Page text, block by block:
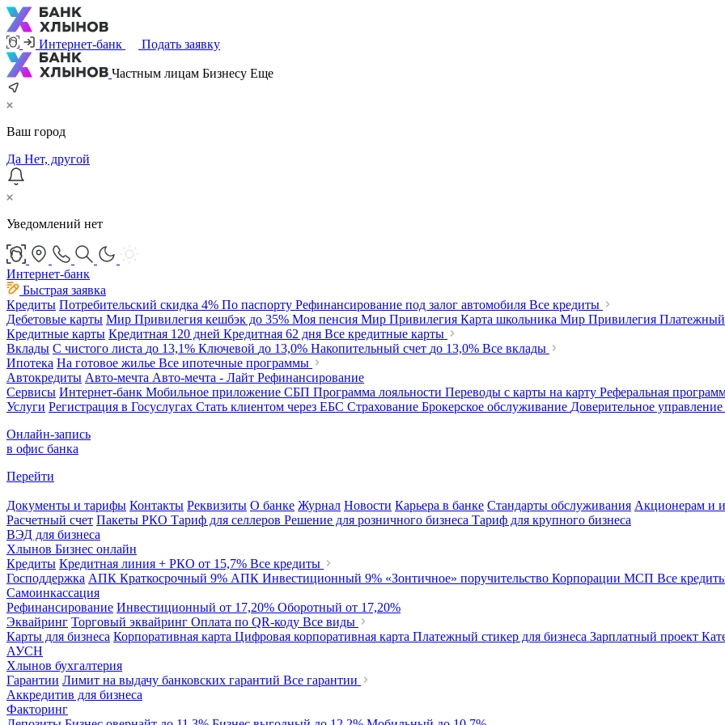
Интернет-банк Подать заявку
Частным лицам Бизнесу Еще
Ваш город
Да Нет, другой
Уведомлений нет
Интернет-банк
Быстрая заявка
Кредиты Потребительский скидка 4% По паспорту Рефинансирование под залог автомобиля Все кредиты
Дебетовые карты Мир Привилегия кешбэк до 35% Моя пенсия Мир Привилегия Карта школьника Мир Привилегия
Кредитные карты Кредитная 120 дней Кредитная 62 дня Все кредитные карты
Вклады С чистого листа до 13,1% Ключевой до 13,0% Накопительный счет до 13,0% Все вклады
Ипотека На готовое жилье Все ипотечные программы
Автокредиты Авто-мечта Авто-мечта - Лайт Рефинансирование
Сервисы Интернет-банк Мобильное приложение СБП Программа лояльности Переводы с карты на карту Реферальная
Услуги Регистрация в Госуслугах Стать клиентом через ЕБС Страхование Брокерское обслуживание Доверительное управление
Онлайн-запись
в офис банка
Перейти
Документы и тарифы Контакты Реквизиты О банке Журнал Новости Карьера в банке Стандарты обслуживания Акционерам и
Расчетный счет Пакеты РКО Тариф для селлеров Решение для розничного бизнеса Тариф для крупного бизнеса
ВЭД для бизнеса
Хлынов Бизнес онлайн
Кредиты Кредитная линия + РКО от 15,7% Все кредиты
Господдержка АПК Краткосрочный 9% АПК Инвестиционный 9% «Зонтичное» поручительство Корпорации МСП Все
Самоинкассация
Рефинансирование Инвестиционный от 17,20% Оборотный от 17,20%
Эквайринг Торговый эквайринг Оплата по QR-коду Все виды
Карты для бизнеса Корпоративная карта Цифровая корпоративная карта Платежный стикер для бизнеса Зарплатный проект
АУСН
Хлынов бухгалтерия
Гарантии Лимит на выдачу банковских гарантий Все гарантии
Аккредитив для бизнеса
Факторинг